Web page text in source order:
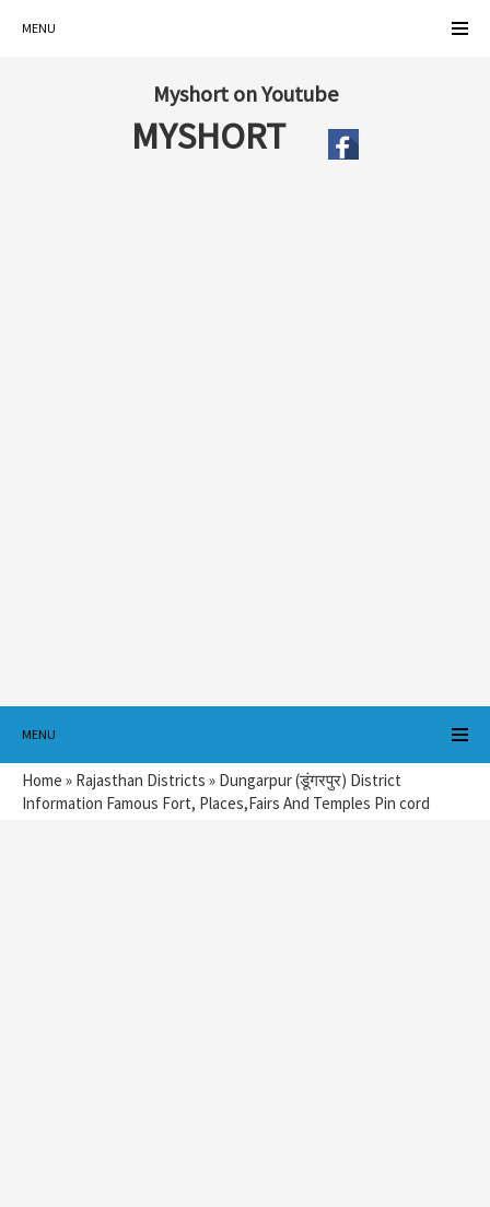
MENU
Myshort on Youtube
MYSHORT
MENU
Home » Rajasthan Districts » Dungarpur (डूंगरपुर) District
Information Famous Fort, Places,Fairs And Temples Pin cord